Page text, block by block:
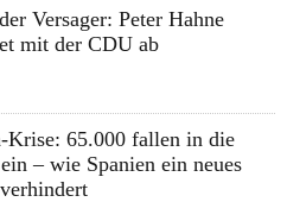
Versager: Peter Hahne
mit der CDU ab
Krise: 65.000 fallen in die
– wie Spanien ein neues